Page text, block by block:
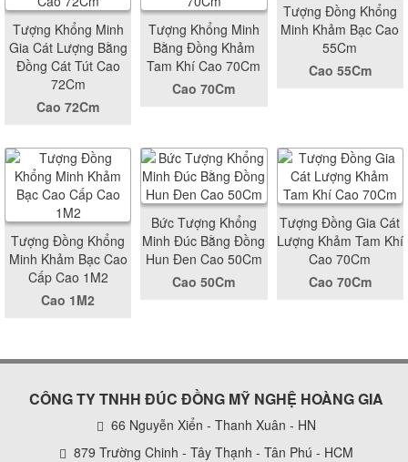
Tượng Khổng Minh
Gia Cát Lượng Bằng
Đồng Cát Tút Cao
72Cm
Cao 72Cm
Tượng Khổng Minh
Bằng Đồng Khảm
Tam Khí Cao 70Cm
Cao 70Cm
Tượng Đồng Khổng
Minh Khảm Bạc Cao
55Cm
Cao 55Cm
Tượng Đồng Khổng
Minh Khảm Bạc Cao
Cấp Cao 1M2
Cao 1M2
Bức Tượng Khổng
Minh Đúc Bằng Đồng
Hun Đen Cao 50Cm
Cao 50Cm
Tượng Đồng Gia Cát
Lượng Khảm Tam Khí
Cao 70Cm
Cao 70Cm
CÔNG TY TNHH ĐÚC ĐỒNG MỸ NGHỆ HOÀNG GIA
66 Nguyễn Xiển - Thanh Xuân - HN
879 Trường Chinh - Tây Thạnh - Tân Phú - HCM